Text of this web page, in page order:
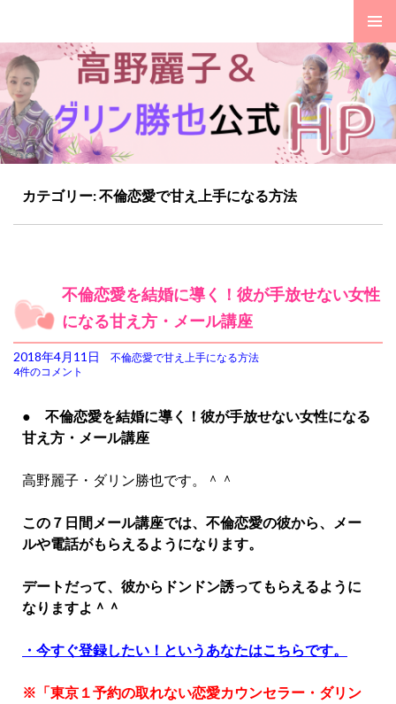
カテゴリー: 不倫恋愛で甘え上手になる方法
不倫恋愛を結婚に導く！彼が手放せない女性
になる甘え方・メール講座
2018年4月11日
不倫恋愛で甘え上手になる方法
4件のコメント
● 不倫恋愛を結婚に導く！彼が手放せない女性になる
甘え方・メール講座
高野麗子・ダリン勝也です。＾＾
この７日間メール講座では、不倫恋愛の彼から、メー
ルや電話がもらえるようになります。
デートだって、彼からドンドン誘ってもらえるように
なりますよ＾＾
・今すぐ登録したい！というあなたはこちらです。
※「東京１予約の取れない恋愛カウンセラー・ダリン